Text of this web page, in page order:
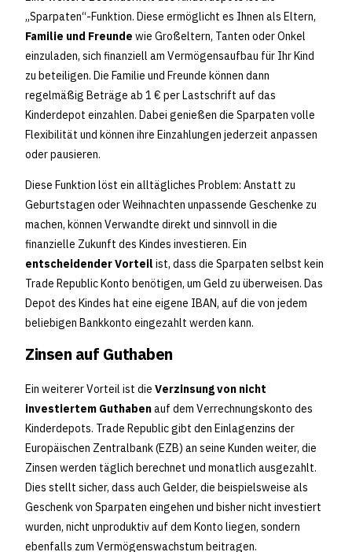
„Sparpaten“-Funktion. Diese ermöglicht es Ihnen als Eltern,
Familie und Freunde wie Großeltern, Tanten oder Onkel
einzuladen, sich finanziell am Vermögensaufbau für Ihr Kind
zu beteiligen. Die Familie und Freunde können dann
regelmäßig Beträge ab 1 € per Lastschrift auf das
Kinderdepot einzahlen. Dabei genießen die Sparpaten volle
Flexibilität und können ihre Einzahlungen jederzeit anpassen
oder pausieren.
Diese Funktion löst ein alltägliches Problem: Anstatt zu
Geburtstagen oder Weihnachten unpassende Geschenke zu
machen, können Verwandte direkt und sinnvoll in die
finanzielle Zukunft des Kindes investieren. Ein
entscheidender Vorteilist, dass die Sparpaten selbst kein
Trade Republic Konto benötigen, um Geld zu überweisen. Das
Depot des Kindes hat eine eigene IBAN, auf die von jedem
beliebigen Bankkonto eingezahlt werden kann.
Zinsen auf Guthaben
Ein weiterer Vorteil ist die Verzinsung von nicht
investiertem Guthabenauf dem Verrechnungskonto des
Kinderdepots. Trade Republic gibt den Einlagenzins der
Europäischen Zentralbank (EZB) an seine Kunden weiter, die
Zinsen werden täglich berechnet und monatlich ausgezahlt.
Dies stellt sicher, dass auch Gelder, die beispielsweise als
Geschenk von Sparpaten eingehen und bisher nicht investiert
wurden, nicht unproduktiv auf dem Konto liegen, sondern
ebenfalls zum Vermögenswachstum beitragen.